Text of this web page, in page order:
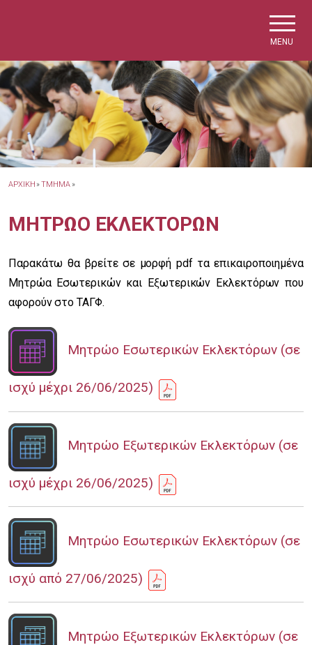
MENU
ΑΡΧΙΚΗ »ΤΜΗΜΑ »
ΜΗΤΡΩΟ ΕΚΛΕΚΤΟΡΩΝ
Παρακάτω θα βρείτε σε μορφή pdf τα επικαιροποιημένα
Μητρώα Εσωτερικών και Εξωτερικών Εκλεκτόρων που
αφορούν στο ΤΑΓΦ.
Μητρώο Εσωτερικών Εκλεκτόρων (σε
ισχύ μέχρι 26/06/2025)
Μητρώο Εξωτερικών Εκλεκτόρων (σε
ισχύ μέχρι 26/06/2025)
Μητρώο Εσωτερικών Εκλεκτόρων (σε
ισχύ από 27/06/2025)
Μητρώο Εξωτερικών Εκλεκτόρων (σε